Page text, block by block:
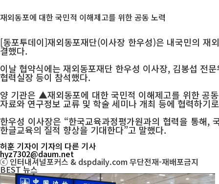
재외동포에 대한 국민적 이해제고를 위한 공동 노력
[동포투데이]재외동포재단(이사장 한우성)은 내국민의 재
결했다.
이날 협약식에는 재외동포재단 한우성 이사장, 김봉섭 전
협력실장 등이 참석했다.
양 기관은 ▲재외동포에 대한 국민적 이해제고를 위한 공
자료와 연구정보 교류 및 학술 세미나 개최 등에 협력하기
한우성 이사장은 “한국교육과정평가원과의 협력을 통해,
한글교육의 질적 향상을 기대한다”고 말했다.
허훈 기자이 기자의 다른 기사
hyz7302@daum.net
ⓒ 인터내셔널포커스 & dspdaily.com 무단전재-재배포금지
BEST뉴스